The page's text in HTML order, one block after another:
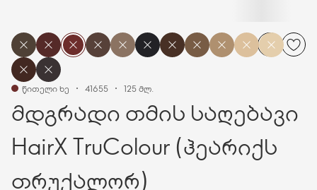
მდგრადი თმის საღებავი
HairX TruColour (ჰეარიქს
თრუქალორ)
წითელი ხე 41655 125 მლ.